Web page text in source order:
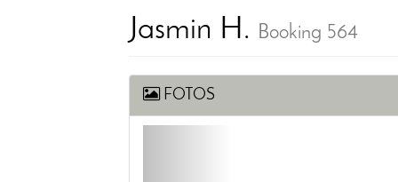
Jasmin H. Booking 564
FOTOS